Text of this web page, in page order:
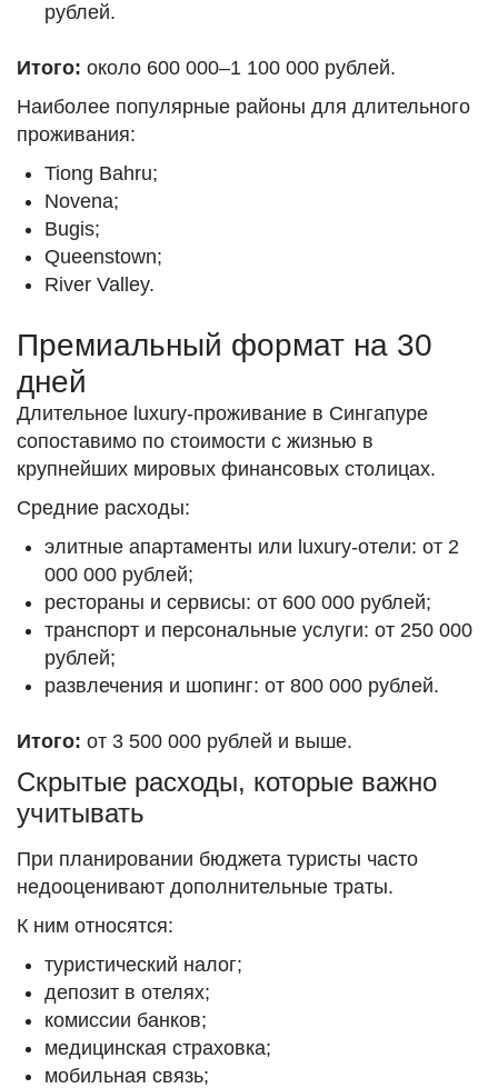
рублей.
Итого: около 600 000–1 100 000 рублей.
Наиболее популярные районы для длительного
проживания:
Tiong Bahru;
Novena;
Bugis;
Queenstown;
River Valley.
Премиальный формат на 30
дней
Длительное luxury-проживание в Сингапуре
сопоставимо по стоимости с жизнью в
крупнейших мировых финансовых столицах.
Средние расходы:
элитные апартаменты или luxury-отели: от 2
000 000 рублей;
рестораны и сервисы: от 600 000 рублей;
транспорт и персональные услуги: от 250 000
рублей;
развлечения и шопинг: от 800 000 рублей.
Итого: от 3 500 000 рублей и выше.
Скрытые расходы, которые важно
учитывать
При планировании бюджета туристы часто
недооценивают дополнительные траты.
К ним относятся:
туристический налог;
депозит в отелях;
комиссии банков;
медицинская страховка;
мобильная связь;